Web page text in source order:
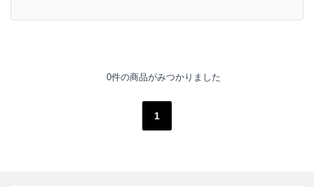
0件の商品がみつかりました
1